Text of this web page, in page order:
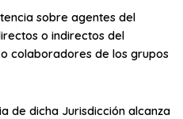
sobre agentes del
o indirectos del
colaboradores de los grupos
de dicha Jurisdicción alcanza